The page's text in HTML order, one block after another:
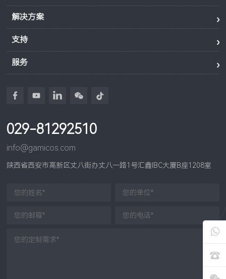
解决方案
支持
服务
029-81292510
info@gamicos.com
陕西省西安市高新区丈八街办丈八一路1号汇鑫IBC大厦B座1208室